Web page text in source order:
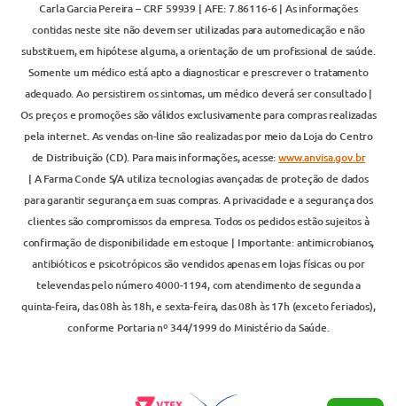
Carla Garcia Pereira – CRF 59939 | AFE: 7.86116-6 | As informações
contidas neste site não devem ser utilizadas para automedicação e não
substituem, em hipótese alguma, a orientação de um profissional de saúde.
Somente um médico está apto a diagnosticar e prescrever o tratamento
adequado. Ao persistirem os sintomas, um médico deverá ser consultado |
Os preços e promoções são válidos exclusivamente para compras realizadas
pela internet. As vendas on-line são realizadas por meio da Loja do Centro
de Distribuição (CD). Para mais informações, acesse:www.anvisa.gov.br
| A Farma Conde S/A utiliza tecnologias avançadas de proteção de dados
para garantir segurança em suas compras. A privacidade e a segurança dos
clientes são compromissos da empresa. Todos os pedidos estão sujeitos à
confirmação de disponibilidade em estoque | Importante: antimicrobianos,
antibióticos e psicotrópicos são vendidos apenas em lojas físicas ou por
televendas pelo número 4000-1194, com atendimento de segunda a
quinta-feira, das 08h às 18h, e sexta-feira, das 08h às 17h (exceto feriados),
conforme Portaria nº 344/1999 do Ministério da Saúde.